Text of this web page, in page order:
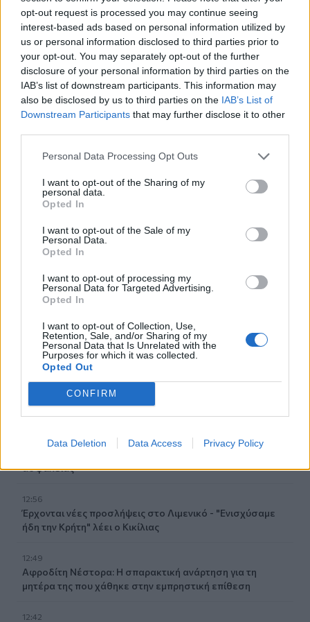
opt-out request is processed you may continue seeing
interest-based ads based on personal information utilized by
us or personal information disclosed to third parties prior to
your opt-out. You may separately opt-out of the further
disclosure of your personal information by third parties on the
IAB’s list of downstream participants. This information may
also be disclosed by us to third parties on the IAB’s List of
Downstream Participants that may further disclose it to other
Personal Data Processing Opt Outs
I want to opt-out of the Sharing of my
personal data.
Opted In
I want to opt-out of the Sale of my
Personal Data.
Opted In
I want to opt-out of processing my
Personal Data for Targeted Advertising.
Opted In
I want to opt-out of Collection, Use,
Retention, Sale, and/or Sharing of my
Personal Data that Is Unrelated with the
Purposes for which it was collected.
Opted Out
CONFIRM
Data Deletion Data Access Privacy Policy
αποθέματα ενόψει χειμώνα
13:49
Βραζιλία: Ποδοσφαιριστής έπεσε στο... κενό
πανηγυρίζοντας γκολ που εν τέλει ακυρώθηκε - Βίντεο
13:48
ΓΕΕΘΑ: Υπεγράφη το Κοινό Σχέδιο Δράσης Ελλάδας –
κτηνιατρική φροντίδα!
Πέθανε ο φιλόσοφος και συγγραφέας, Στέλιος Ράμφος
Μήλος: Μπαράζ αντιδράσεων και εισαγγελική
παρέμβαση για το ελικόπτερο που προσγειώθηκε στο
Σαρακήνικο
13:22
Δήμος Φαιστού: Εκδήλωση Μνήμης Πεσόντων
Σκουρβούλων
ασφάλειας
12:56
Έρχονται νέες προσλήψεις στο Λιμενικό - "Ενισχύσαμε
ήδη την Κρήτη" λέει ο Κικίλιας
12:49
Αφροδίτη Νέστορα: Η σπαρακτική ανάρτηση για τη
μητέρα της που χάθηκε στην εμπρηστική επίθεση
12:42